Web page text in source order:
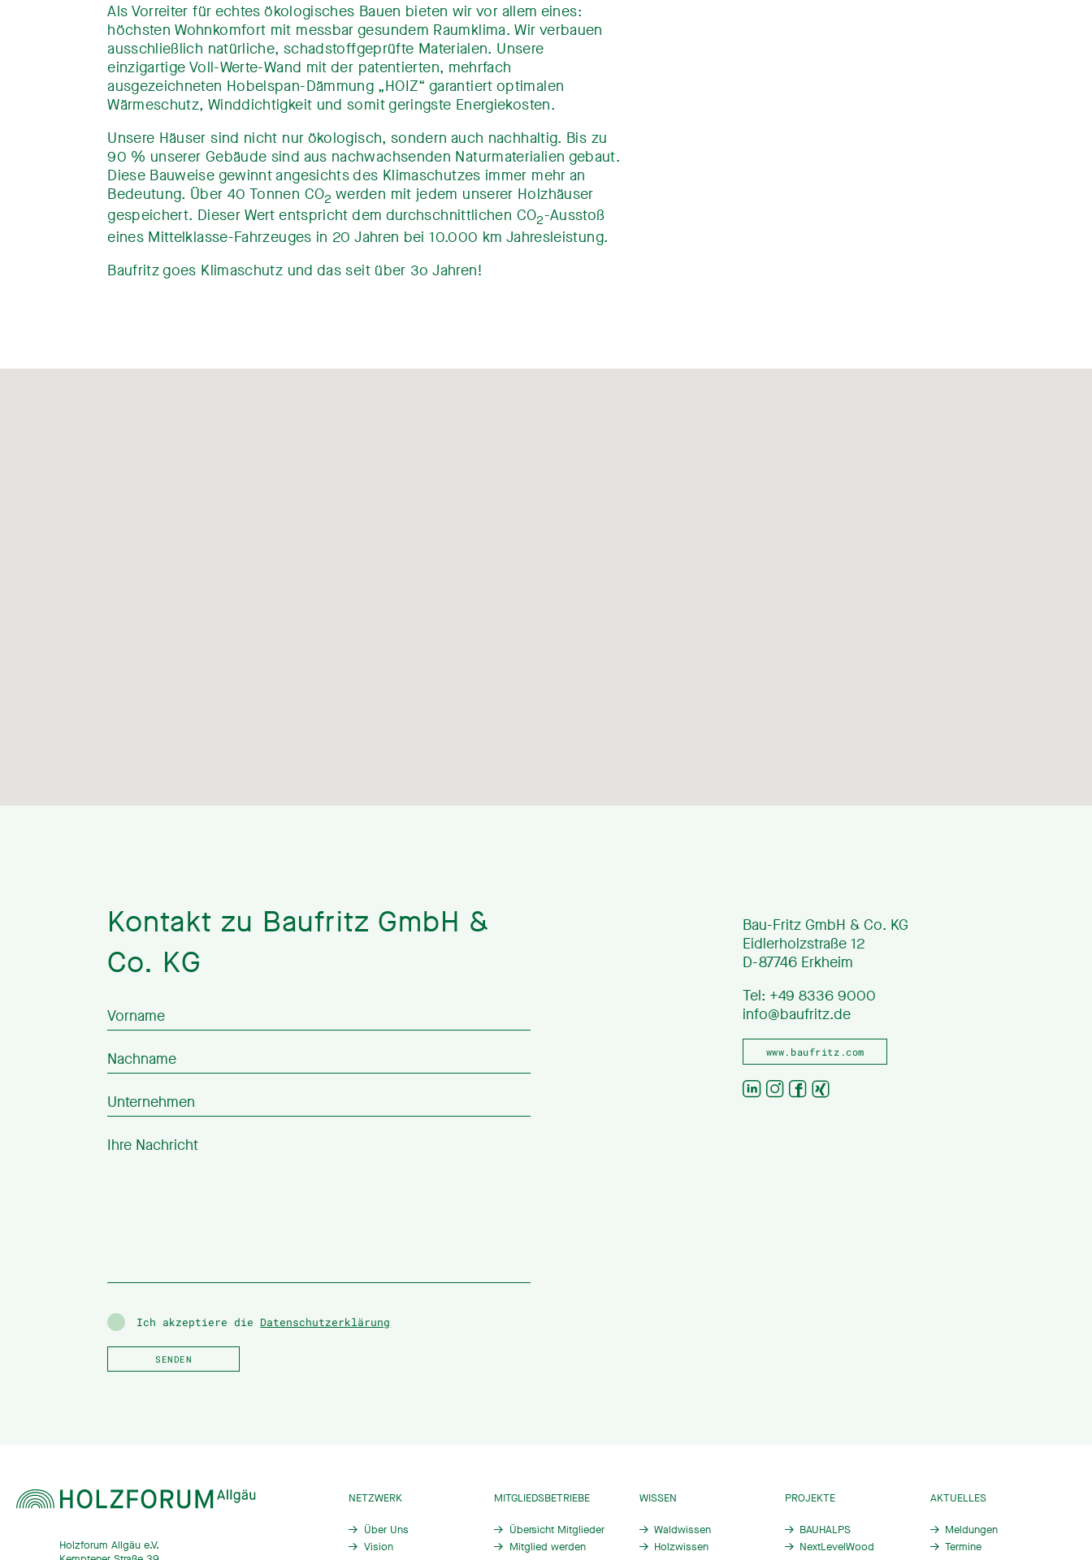
Als Vorreiter für echtes ökologisches Bauen bieten wir vor allem eines:
höchsten Wohnkomfort mit messbar gesundem Raumklima. Wir verbauen
ausschließlich natürliche, schadstoffgeprüfte Materialen. Unsere
einzigartige Voll-Werte-Wand mit der patentierten, mehrfach
ausgezeichneten Hobelspan-Dämmung „HOIZ“ garantiert optimalen
Wärmeschutz, Winddichtigkeit und somit geringste Energiekosten.
Unsere Häuser sind nicht nur ökologisch, sondern auch nachhaltig. Bis zu
90 % unserer Gebäude sind aus nachwachsenden Naturmaterialien gebaut.
Diese Bauweise gewinnt angesichts des Klimaschutzes immer mehr an
Bedeutung. Über 40 Tonnen CO2 werden mit jedem unserer Holzhäuser
gespeichert. Dieser Wert entspricht dem durchschnittlichen CO2-Ausstoß
eines Mittelklasse-Fahrzeuges in 20 Jahren bei 10.000 km Jahresleistung.
Baufritz goes Klimaschutz und das seit über 3o Jahren!
Kontakt zu Baufritz GmbH &
Co. KG
Ich akzeptiere die Datenschutzerklärung
Bau-Fritz GmbH & Co. KG
Eidlerholzstraße 12
D-87746 Erkheim
Tel: +49 8336 9000
info@baufritz.de
www.baufritz.com
Holzforum Allgäu e.V.
NETZWERK
Über Uns
Vision
MITGLIEDSBETRIEBE
Übersicht Mitglieder
Mitglied werden
WISSEN
Waldwissen
Holzwissen
PROJEKTE
BAUHALPS
NextLevelWood
AKTUELLES
Meldungen
Termine